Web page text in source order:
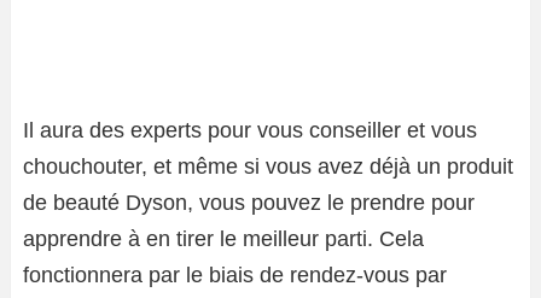
Il aura des experts pour vous conseiller et vous
chouchouter, et même si vous avez déjà un produit
de beauté Dyson, vous pouvez le prendre pour
apprendre à en tirer le meilleur parti. Cela
fonctionnera par le biais de rendez-vous par